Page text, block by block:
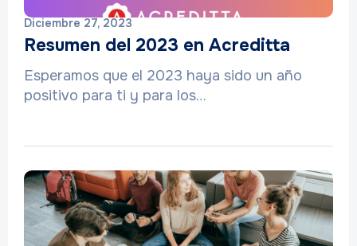
Diciembre 27, 2023
Resumen del 2023 en Acreditta
Esperamos que el 2023 haya sido un año
positivo para ti y para los…